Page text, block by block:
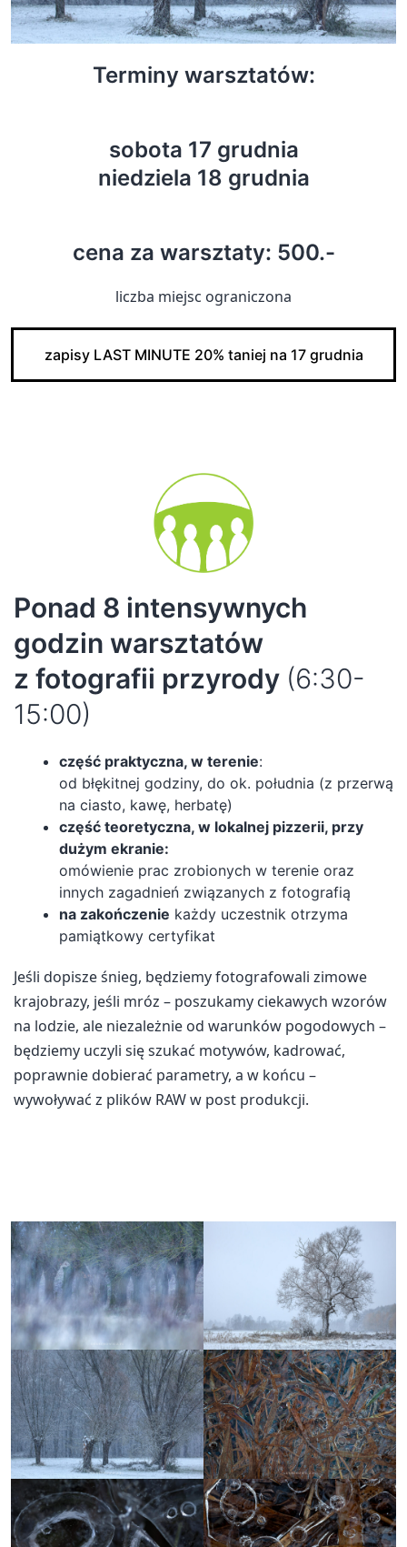
Terminy warsztatów:
sobota 17 grudnia
niedziela 18 grudnia
cena za warsztaty: 500.-
liczba miejsc ograniczona
zapisy LAST MINUTE 20% taniej na 17 grudnia
Ponad 8 intensywnych
godzin warsztatów
z fotografii przyrody (6:30-
15:00)
część praktyczna, w terenie:
od błękitnej godziny, do ok. południa (z przerwą
na ciasto, kawę, herbatę)
część teoretyczna, w lokalnej pizzerii, przy
dużym ekranie:
omówienie prac zrobionych w terenie oraz
innych zagadnień związanych z fotografią
na zakończenie każdy uczestnik otrzyma
pamiątkowy certyfikat
Jeśli dopisze śnieg, będziemy fotografowali zimowe
krajobrazy, jeśli mróz – poszukamy ciekawych wzorów
na lodzie, ale niezależnie od warunków pogodowych –
będziemy uczyli się szukać motywów, kadrować,
poprawnie dobierać parametry, a w końcu –
wywoływać z plików RAW w post produkcji.